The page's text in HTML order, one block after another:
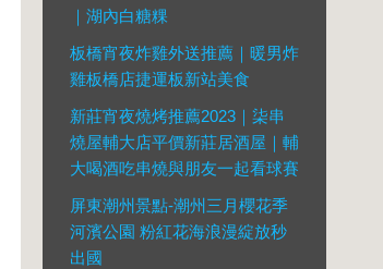
｜湖內白糖粿
板橋宵夜炸雞外送推薦｜暖男炸
雞板橋店捷運板新站美食
新莊宵夜燒烤推薦2023｜柒串
燒屋輔大店平價新莊居酒屋｜輔
大喝酒吃串燒與朋友一起看球賽
屏東潮州景點-潮州三月櫻花季
河濱公園 粉紅花海浪漫綻放秒
出國